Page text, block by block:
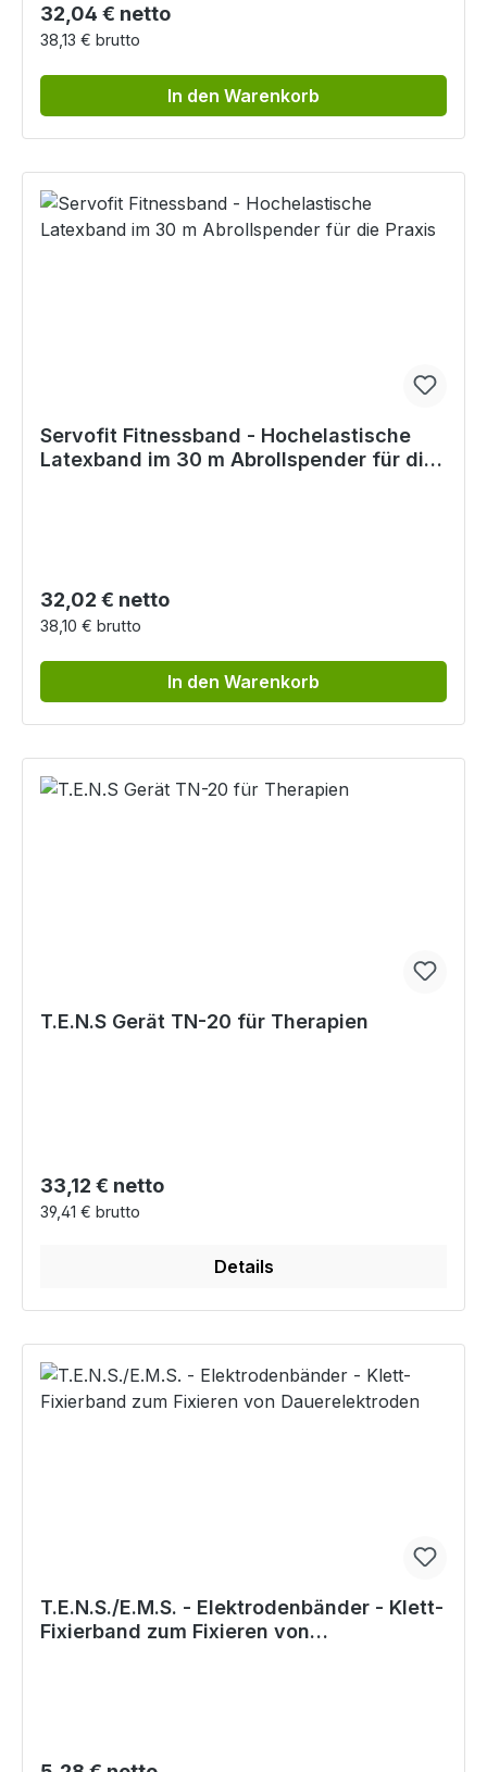
Regulärer Preis:
32,04 € netto
38,13 € brutto
In den Warenkorb
Servofit Fitnessband - Hochelastische
Latexband im 30 m Abrollspender für die
Regulärer Preis:
32,02 € netto
38,10 € brutto
In den Warenkorb
T.E.N.S Gerät TN-20 für Therapien
Regulärer Preis:
33,12 € netto
39,41 € brutto
Details
T.E.N.S./E.M.S. - Elektrodenbänder - Klett-
Fixierband zum Fixieren von